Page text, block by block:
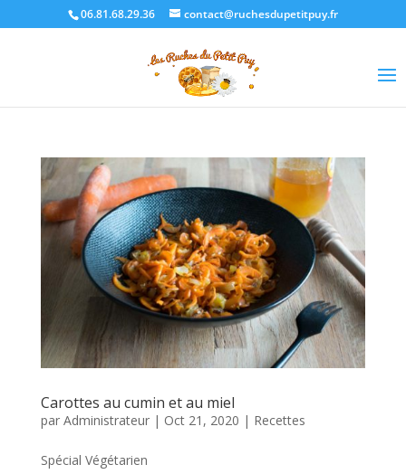
06.81.68.29.36 contact@ruchesdupetitpuy.fr
Carottes au cumin et au miel
par Administrateur| Oct 21, 2020 | Recettes
Spécial Végétarien